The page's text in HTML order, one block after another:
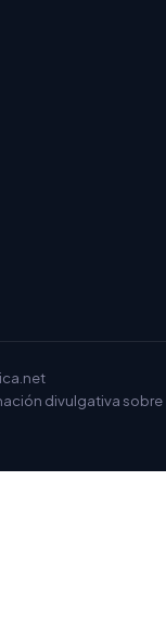
divulgativa sobre